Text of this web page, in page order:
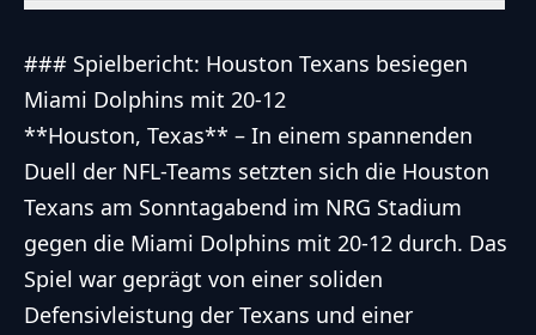
### Spielbericht: Houston Texans besiegen
Miami Dolphins mit 20-12
**Houston, Texas** – In einem spannenden
Duell der NFL-Teams setzten sich die Houston
Texans am Sonntagabend im NRG Stadium
gegen die Miami Dolphins mit 20-12 durch. Das
Spiel war geprägt von einer soliden
Defensivleistung der Texans und einer